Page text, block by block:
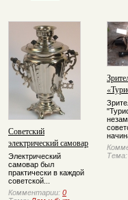
Советский
электрический самовар
Электрический
самовар был
практически в каждой
советской...
Комментарии: 0